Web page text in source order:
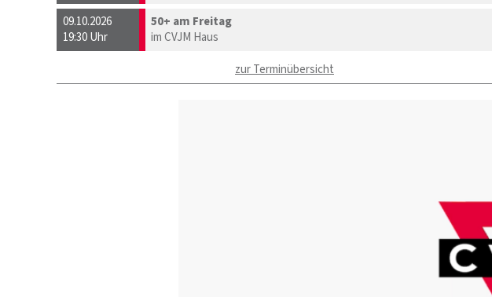
09.10.2026
19:30 Uhr
50+ am Freitag
im CVJM Haus
zur Terminübersicht